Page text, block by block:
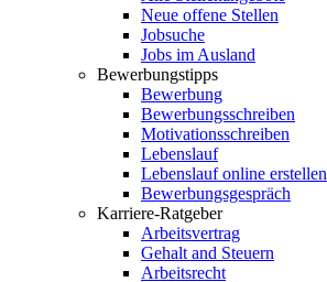
Neue offene Stellen
Jobsuche
Jobs im Ausland
Bewerbungstipps
Bewerbung
Bewerbungsschreiben
Motivationsschreiben
Lebenslauf
Lebenslauf online erstellen
Bewerbungsgespräch
Karriere-Ratgeber
Arbeitsvertrag
Gehalt and Steuern
Arbeitsrecht